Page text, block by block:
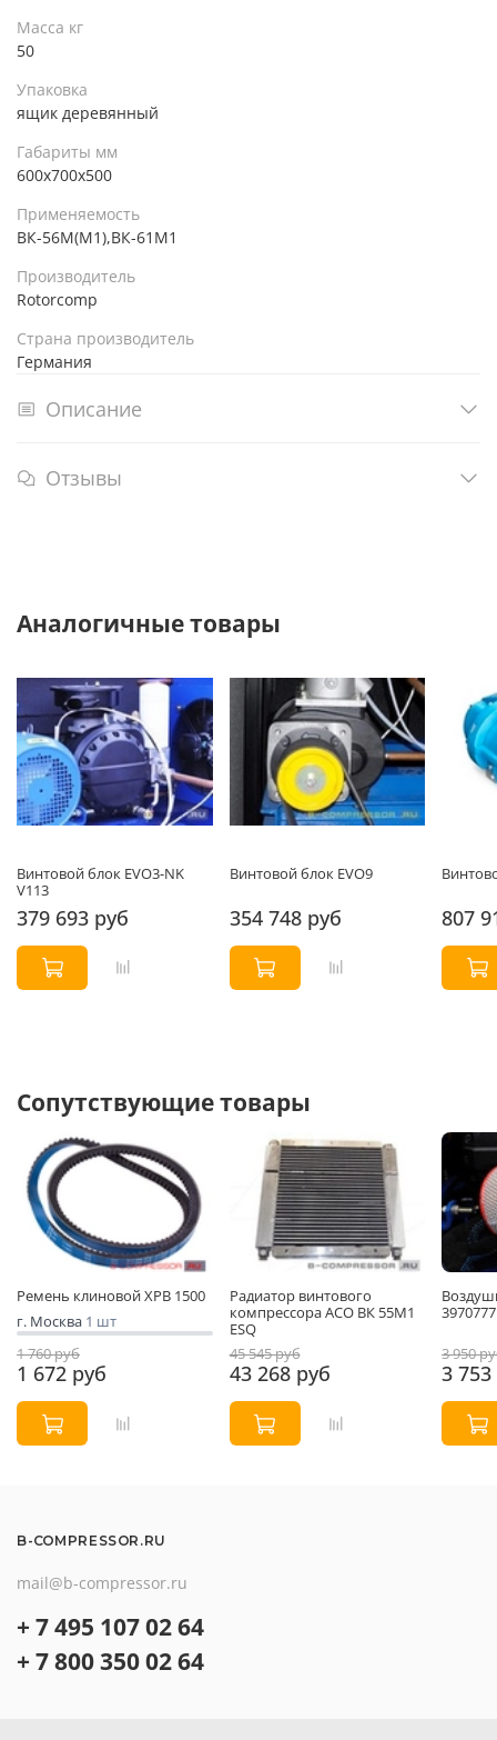
Масса кг
50
Упаковка
ящик деревянный
Габариты мм
600х700х500
Применяемость
ВК-56М(М1),ВК-61М1
Производитель
Rotorcomp
Страна производитель
Германия
Описание
Отзывы
Аналогичные товары
Винтовой блок EVO3-NK
V113
379 693 руб
Винтовой блок EVO9
354 748 руб 807
Сопутствующие товары
Ремень клиновой XPB 1500
г. Москва 1 шт
1 760 руб
1 672 руб
Радиатор винтового
компрессора АСО ВК 55М1
ESQ
45 545 руб
43 268 руб
3970777
3 950
3
B-COMPRESSOR.RU
mail@b-compressor.ru
+ 7 495 107 02 64
+ 7 800 350 02 64